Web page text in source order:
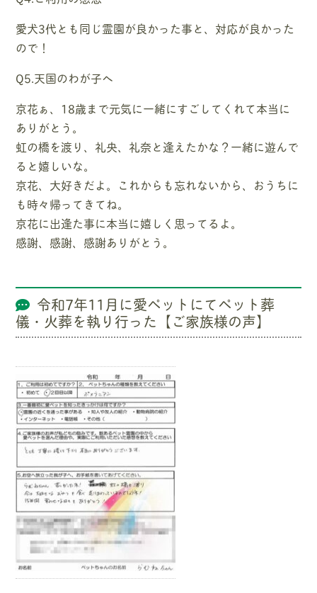
愛犬3代とも同じ霊園が良かった事と、対応が良かった
ので！
Q5.天国のわが子へ
京花ぁ、18歳まで元気に一緒にすごしてくれて本当に
ありがとう。
虹の橋を渡り、礼央、礼奈と逢えたかな？一緒に遊んで
ると嬉しいな。
京花、大好きだよ。これからも忘れないから、おうちに
も時々帰ってきてね。
京花に出逢た事に本当に嬉しく思ってるよ。
感謝、感謝、感謝ありがとう。
令和7年11月に愛ペットにてペット葬
儀・火葬を執り行った【ご家族様の声】